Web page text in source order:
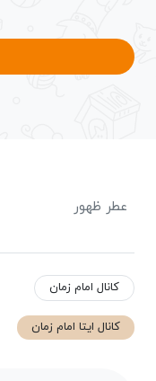
عطر ظهور
کانال امام زمان
کانال ایتا امام زمان